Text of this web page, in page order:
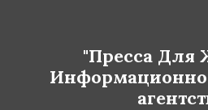
"Пресса Для